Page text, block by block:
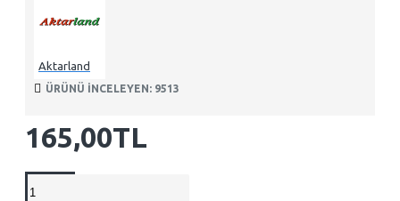
165,00TL
Aktarland
ÜRÜNÜ INCELEYEN: 9513